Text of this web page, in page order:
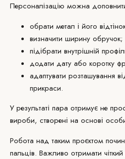
Персоналізацію можна
обрати метал і його
визначити ширину обручок;
підібрати внутрішній
додати дату або коротку
адаптувати розташування
прикраси.
У результаті пара отримує не
вироби, створені на основі
Робота над таким проєктом
пальців. Важливо отримати